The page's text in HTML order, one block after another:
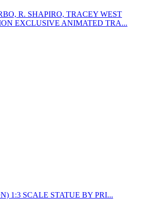
R. SHAPIRO, TRACEY WEST
EXCLUSIVE ANIMATED TRA...
1:3 SCALE STATUE BY PRI...